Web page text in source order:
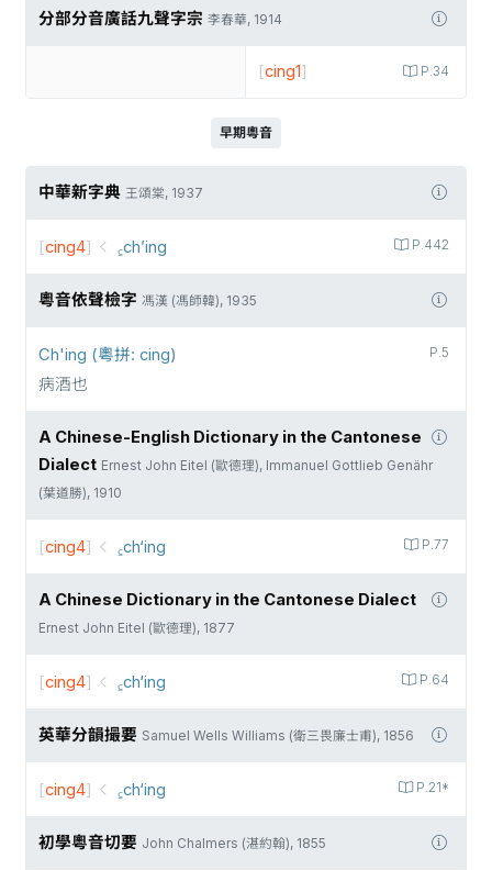
分部分音廣話九聲字宗 李春華, 1914
P.34
[cing1]
早期粵音
中華新字典 王頌棠, 1937
P.442
[cing4] ꜁ch’ing
粵音依聲檢字 馮漢 (馮師韓), 1935
P.5
Ch'ing (粵拼: cing)
病酒也
A Chinese-English Dictionary in the Cantonese
Dialect Ernest John Eitel (歐德理), Immanuel Gottlieb Genähr
(葉道勝), 1910
P.77
[cing4] ꜁ch‘ing
A Chinese Dictionary in the Cantonese Dialect
Ernest John Eitel (歐德理), 1877
P.64
[cing4] ꜁ch‘ing
英華分韻撮要 Samuel Wells Williams (衛三畏廉士甫), 1856
P.21*
[cing4] ꜁ch‘ing
初學粵音切要 John Chalmers (湛約翰), 1855